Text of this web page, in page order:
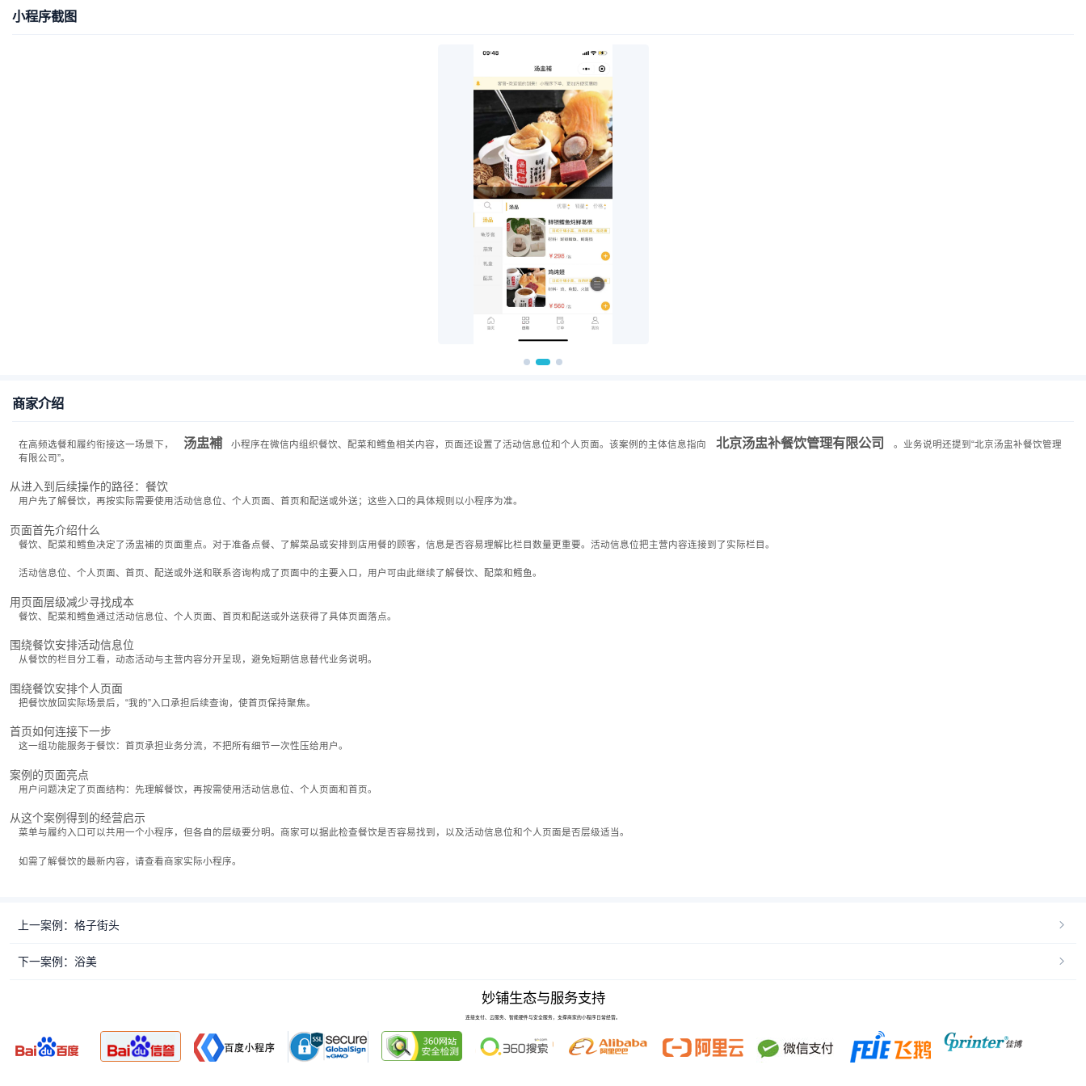
小程序截图
商家介绍
在高频选餐和履约衔接这一场景下， 汤盅補 小程序在微信内组织餐饮、配菜和鳕鱼相关内容，页面还设置了活动信息位和个人页面。该案例的主体信息指向 北京汤盅补餐饮管理有限公司
。业务说明还提到“北京汤盅补餐饮管理
有限公司”。
从进入到后续操作的路径：餐饮
用户先了解餐饮，再按实际需要使用活动信息位、个人页面、首页和配送或外送；这些入口的具体规则以小程序为准。
页面首先介绍什么
餐饮、配菜和鳕鱼决定了汤盅補的页面重点。对于准备点餐、了解菜品或安排到店用餐的顾客，信息是否容易理解比栏目数量更重要。活动信息位把主营内容连接到了实际栏目。
活动信息位、个人页面、首页、配送或外送和联系咨询构成了页面中的主要入口，用户可由此继续了解餐饮、配菜和鳕鱼。
用页面层级减少寻找成本
餐饮、配菜和鳕鱼通过活动信息位、个人页面、首页和配送或外送获得了具体页面落点。
围绕餐饮安排活动信息位
从餐饮的栏目分工看，动态活动与主营内容分开呈现，避免短期信息替代业务说明。
围绕餐饮安排个人页面
把餐饮放回实际场景后，“我的”入口承担后续查询，使首页保持聚焦。
首页如何连接下一步
这一组功能服务于餐饮：首页承担业务分流，不把所有细节一次性压给用户。
案例的页面亮点
用户问题决定了页面结构：先理解餐饮，再按需使用活动信息位、个人页面和首页。
从这个案例得到的经营启示
菜单与履约入口可以共用一个小程序，但各自的层级要分明。商家可以据此检查餐饮是否容易找到，以及活动信息位和个人页面是否层级适当。
如需了解餐饮的最新内容，请查看商家实际小程序。
上一案例：格子街头
下一案例：浴美
妙铺生态与服务支持
连接支付、云服务、智能硬件与安全服务，支撑商家的小程序日常经营。